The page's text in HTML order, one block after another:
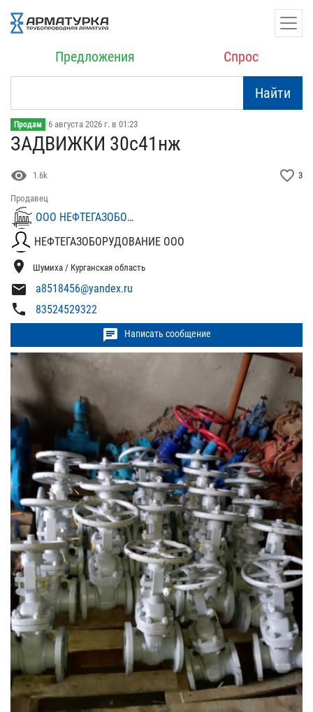
Предложения Спрос
Найти
Продам 6 августа 2026 г. в 01:23
ЗАДВИЖКИ 30с41нж
visibility 1.6k favorite_border 3
Продавец
ООО НЕФТЕГАЗОБОРУДОВАНИЕ
НЕФТЕГАЗОБОРУДОВАНИЕ ООО
location_on Шумиха / Курганская область
mail a8518456@yandex.ru
phone 83524529322
chat Написать сообщение